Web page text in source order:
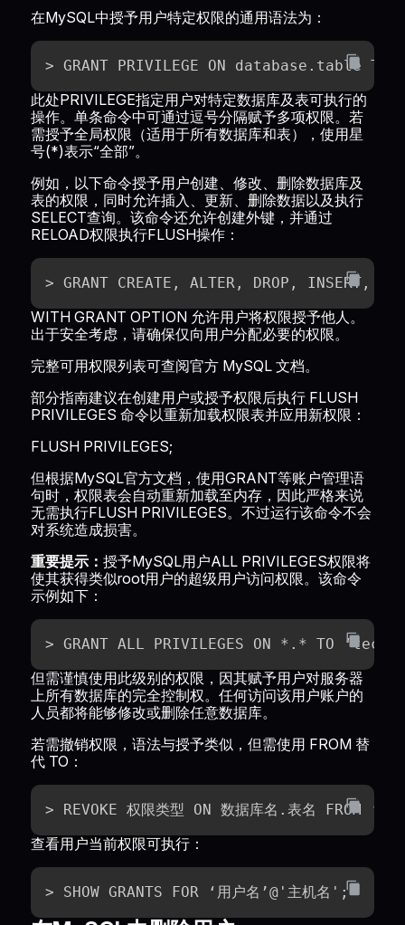
在MySQL中授予用户特定权限的通用语法为：
> GRANT PRIVILEGE ON database.table TO
此处PRIVILEGE指定用户对特定数据库及表可执行的
操作。单条命令中可通过逗号分隔赋予多项权限。若
需授予全局权限（适用于所有数据库和表），使用星
号(*)表示“全部”。
例如，以下命令授予用户创建、修改、删除数据库及
表的权限，同时允许插入、更新、删除数据以及执行
SELECT查询。该命令还允许创建外键，并通过
RELOAD权限执行FLUSH操作：
> GRANT CREATE, ALTER, DROP, INSERT,
WITH GRANT OPTION 允许用户将权限授予他人。
出于安全考虑，请确保仅向用户分配必要的权限。
完整可用权限列表可查阅官方 MySQL 文档。
部分指南建议在创建用户或授予权限后执行 FLUSH
PRIVILEGES 命令以重新加载权限表并应用新权限：
FLUSH PRIVILEGES;
但根据MySQL官方文档，使用GRANT等账户管理语
句时，权限表会自动重新加载至内存，因此严格来说
无需执行FLUSH PRIVILEGES。不过运行该命令不会
对系统造成损害。
重要提示： 授予MySQL用户ALL PRIVILEGES权限将
使其获得类似root用户的超级用户访问权限。该命令
示例如下：
> GRANT ALL PRIVILEGES ON *.* TO
但需谨慎使用此级别的权限，因其赋予用户对服务器
上所有数据库的完全控制权。任何访问该用户账户的
人员都将能够修改或删除任意数据库。
若需撤销权限，语法与授予类似，但需使用 FROM 替
代 TO：
> REVOKE 权限类型 ON 数据库名.表名 FROM ‘用
查看用户当前权限可执行：
> SHOW GRANTS FOR ‘用户名’@'主机名';